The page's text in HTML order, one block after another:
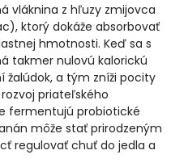
vláknina z hľuzy zmijovca
ktorý dokáže absorbovať
hmotnosti. Keď sa s
takmer nulovú kalorickú
a tým zníži pocity
priateľského
fermentujú probiotické
môže stať prirodzeným
regulovať chuť do jedla a